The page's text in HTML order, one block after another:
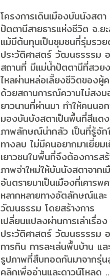
โครงการเดินเมืองบันนังสต
ปัตตานีสายธารแห่งชีวิต จ.ย
แม้มีต้นทุนเป็นชุมชนที่รุ่มรว
ประวัติศาสตร์ วัฒนธรรรม อ
สถานที่ มีแม่น้ำปัตตานีที่สวย
ไหลผ่านหล่อเลี้ยงชีวิตของผู้
ด้วยสถานการณ์ความไม่สงบ
ยาวนานที่ผ่านมา ทำให้คนนอ
มองบันบังสตาเป็นพื้นที่สีแด
ภาพลักษณ์น่ากลัว เป็นที่รู้จัก
ทางลบ ไม่มีคนอยากมาเยี่ยม
เยาวชนในพื้นที่จึงต้องการส
ภาพจำใหม่ให้บันนังสตาจากเ
อันตรายมาเป็นเมืองที่เคารพ
หลากหลายทางอัตลักษณ์และ
วัฒนธรรม โดยสร้างการ
เปลี่ยนแปลงผ่านการเล่าเรื่อง
ประวัติศาสตร์ วัฒนธรรรม อ
การกิน การละเล่นพื้นบ้าน แล
รูปภาพที่สืบทอดกันมาจากรุ่
คลิกเพื่ออ่านและดาวน์โหลด